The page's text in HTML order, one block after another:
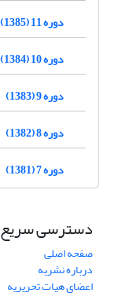
دوره 11 (1385)
دوره 10 (1384)
دوره 9 (1383)
دوره 8 (1382)
دوره 7 (1381)
دسترسی سریع
صفحه اصلی
درباره نشریه
اعضای هیات تحریریه